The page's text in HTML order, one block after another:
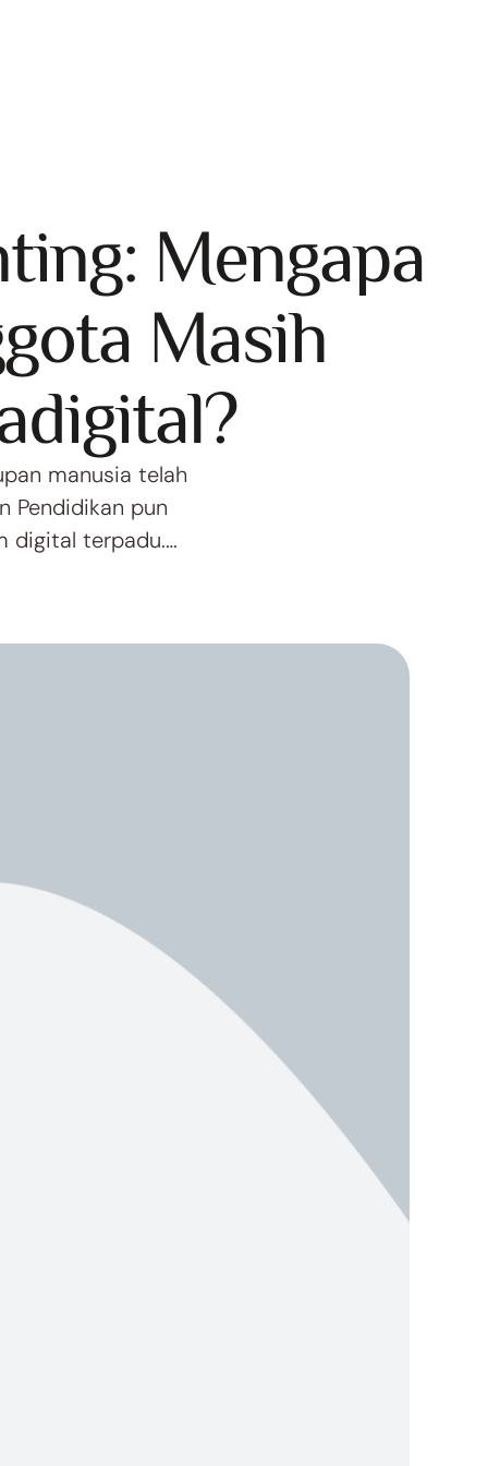
Mengapa
Masih
manusia telah
Pendidikan pun
digital terpadu.
kinerja digital,